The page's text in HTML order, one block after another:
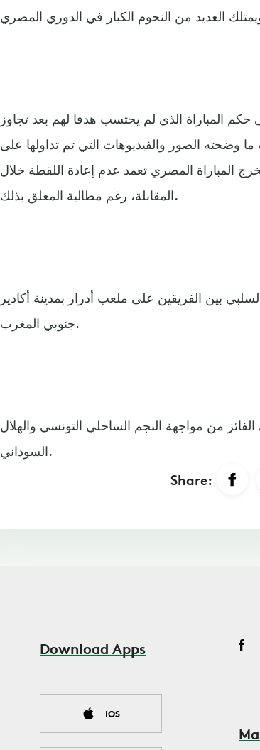
المباراة الذي لم يحتسب هدفا لهم بعد تجاوز
في الدقيقة 83، حسب ما وضحته الصور والفيديوهات التي تم تداولها على
المباراة المصري تعمد عدم إعادة اللقطة خلال
المقابلة، رغم مطالبة المعلق بذلك.
بين الفريقين على ملعب أدرار بمدينة أكادير
جنوبي المغرب.
من مواجهة النجم الساحلي التونسي والهلال
السوداني.
Share:
Download Apps
IOS